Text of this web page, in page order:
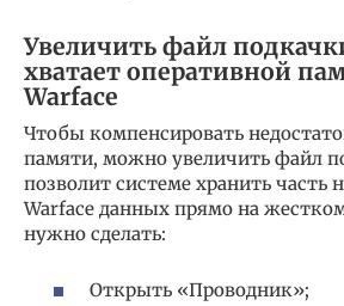
Увеличить файл
хватает оперативной
Warface
Чтобы компенсировать
памяти, можно увеличить файл
позволит системе хранить часть
Warface данных прямо на
нужно сделать:
Открыть «Проводник»;